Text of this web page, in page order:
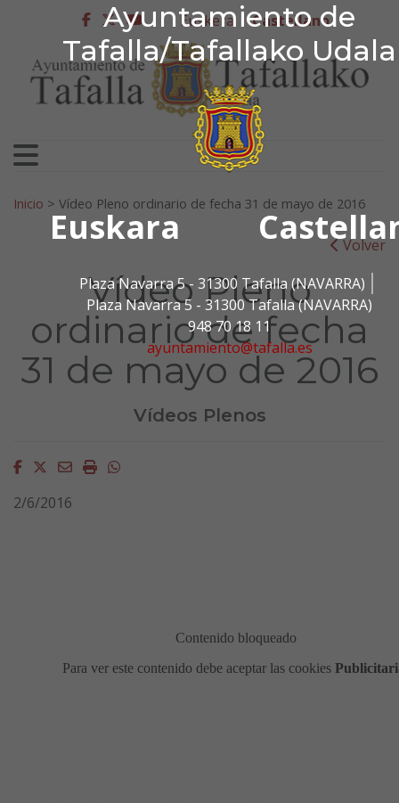
Ayuntamiento de
Tafalla/Tafallako Udala
Euskara
Plaza Navarra 5 - 31300 Tafalla (NAVARRA)
Plaza Navarra 5 - 31300 Tafalla (NAVARRA)
948 70 18 11
ayuntamiento@tafalla.es
Ir al contenido
Ayuntamiento de
facebook
twitter
youtube
Euskera Castellano
Search for:
Inicio > Vídeo Pleno ordinario de fecha 31 de mayo de 2016
Volver
Vídeo Pleno
ordinario de fecha
31 de mayo de 2016
Vídeos Plenos
Facebook
Twitter
EmailImprimirWhatsapp
2/6/2016